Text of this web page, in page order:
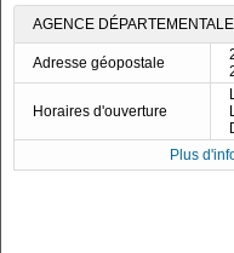
AGENCE
Adresse géopostale
Horaires d'ouverture
Plus